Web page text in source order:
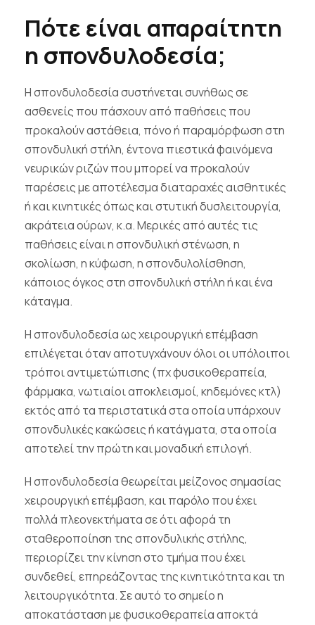
Πότε είναι απαραίτητη
η σπονδυλοδεσία;
Η σπονδυλοδεσία συστήνεται συνήθως σε
ασθενείς που πάσχουν από παθήσεις που
προκαλούν αστάθεια, πόνο ή παραμόρφωση στη
σπονδυλική στήλη, έντονα πιεστικά φαινόμενα
νευρικών ριζών που μπορεί να προκαλούν
παρέσεις με αποτέλεσμα διαταραχές αισθητικές
ή και κινητικές όπως και στυτική δυσλειτουργία,
ακράτεια ούρων, κ.α. Μερικές από αυτές τις
παθήσεις είναι η σπονδυλική στένωση, η
σκολίωση, η κύφωση, η σπονδυλολίσθηση,
κάποιος όγκος στη σπονδυλική στήλη ή και ένα
κάταγμα.
Η σπονδυλοδεσία ως χειρουργική επέμβαση
επιλέγεται όταν αποτυγχάνουν όλοι οι υπόλοιποι
τρόποι αντιμετώπισης (πχ φυσικοθεραπεία,
φάρμακα, νωτιαίοι αποκλεισμοί, κηδεμόνες κτλ)
εκτός από τα περιστατικά στα οποία υπάρχουν
σπονδυλικές κακώσεις ή κατάγματα, στα οποία
αποτελεί την πρώτη και μοναδική επιλογή.
Η σπονδυλοδεσία θεωρείται μείζονος σημασίας
χειρουργική επέμβαση, και παρόλο που έχει
πολλά πλεονεκτήματα σε ότι αφορά τη
σταθεροποίηση της σπονδυλικής στήλης,
περιορίζει την κίνηση στο τμήμα που έχει
συνδεθεί, επηρεάζοντας της κινητικότητα και τη
λειτουργικότητα. Σε αυτό το σημείο η
αποκατάσταση με φυσικοθεραπεία αποκτά